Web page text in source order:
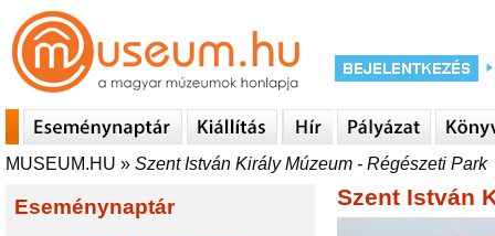
MUSEUM.HU » Szent István Király Múzeum - Régészeti Park
Eseménynaptár Szent István